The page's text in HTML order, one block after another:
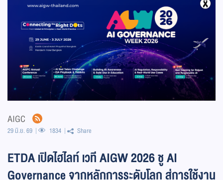
AIGC
29 มิ.ย. 69 1834 Share
ETDA เปิดไฮไลท์ เวที AIGW 2026 ชู AI
Governance จากหลักการระดับโลก สู่การใช้งาน